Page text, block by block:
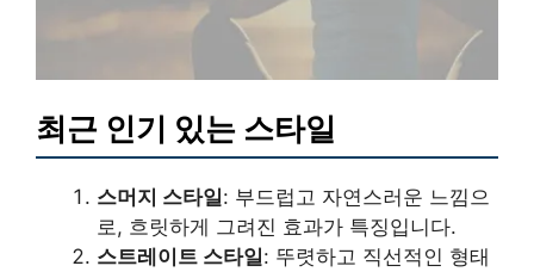
최근 인기 있는 스타일
스머지 스타일: 부드럽고 자연스러운 느낌으
로, 흐릿하게 그려진 효과가 특징입니다.
스트레이트 스타일: 뚜렷하고 직선적인 형태